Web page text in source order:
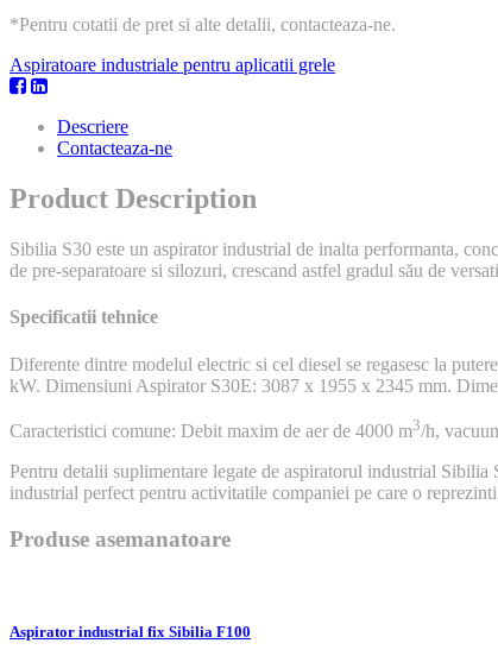
*Pentru cotatii de pret si alte detalii, contacteaza-ne.
Aspiratoare industriale pentru aplicatii grele
Descriere
Contacteaza-ne
Product Description
Sibilia S30 este un aspirator industrial de inalta performanta,
de pre-separatoare si silozuri, crescand astfel gradul său de
Specificatii tehnice
Diferente dintre modelul electric si cel diesel se regasesc la
kW. Dimensiuni Aspirator S30E: 3087 x 1955 x 2345 mm.
Caracteristici comune: Debit maxim de aer de 4000 m3/h,
Pentru detalii suplimentare legate de aspiratorul industrial Sibilia
industrial perfect pentru activitatile companiei pe care o
Produse asemanatoare
Aspirator industrial fix Sibilia F100